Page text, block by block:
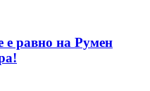
е равно на Румен